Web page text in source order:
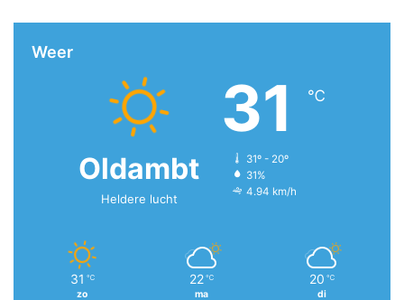
Weer
Oldambt
Heldere lucht
31 ℃
31º - 20º
31%
4.94 km/h
31 ℃
zo
22 ℃
ma
20 ℃
di